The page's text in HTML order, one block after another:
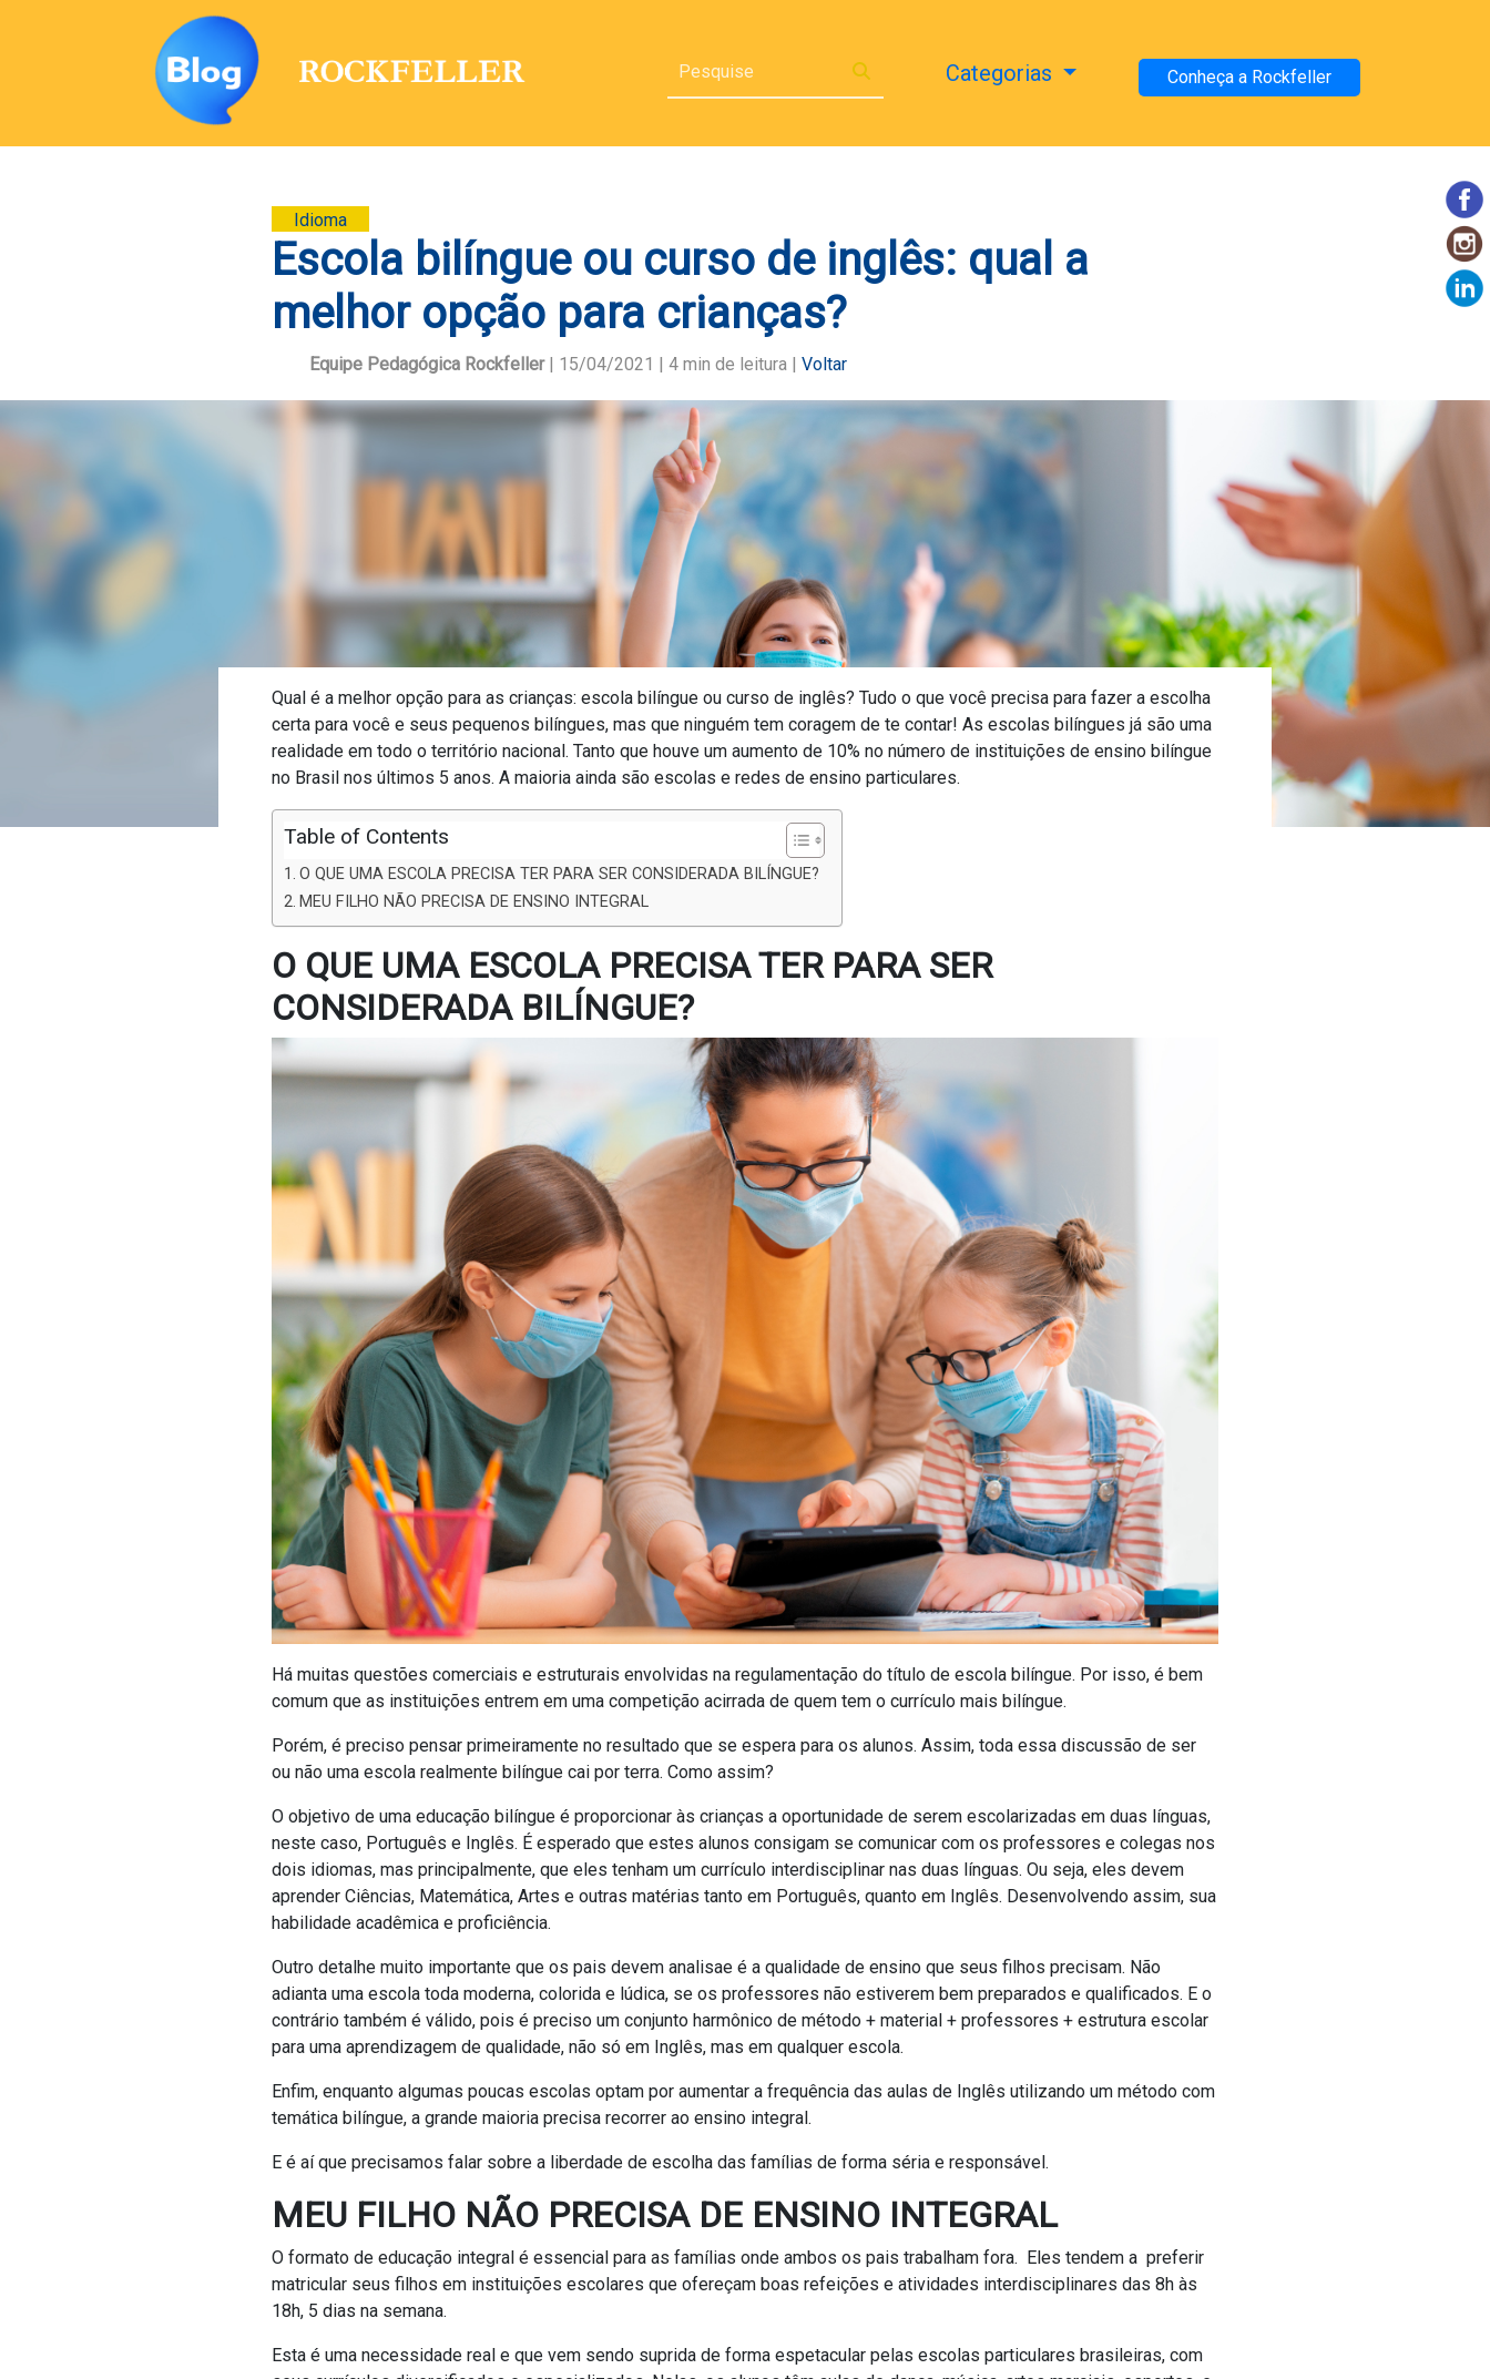
Categorias Conheça a Rockfeller
Idioma
Escola bilíngue ou curso de inglês: qual a
melhor opção para crianças?
Equipe Pedagógica Rockfeller| 15/04/2021 | 4 min de leitura | Voltar
Qual é a melhor opção para as crianças: escola bilíngue ou curso de inglês? Tudo o que você precisa para fazer a escolha
certa para você e seus pequenos bilíngues, mas que ninguém tem coragem de te contar! As escolas bilíngues já são uma
realidade em todo o território nacional. Tanto que houve um aumento de 10% no número de instituições de ensino bilíngue
no Brasil nos últimos 5 anos. A maioria ainda são escolas e redes de ensino particulares.
Table of Contents
O QUE UMA ESCOLA PRECISA TER PARA SER CONSIDERADA BILÍNGUE?
MEU FILHO NÃO PRECISA DE ENSINO INTEGRAL
O QUE UMA ESCOLA PRECISA TER PARA SER
CONSIDERADA BILÍNGUE?
Há muitas questões comerciais e estruturais envolvidas na regulamentação do título de escola bilíngue. Por isso, é bem
comum que as instituições entrem em uma competição acirrada de quem tem o currículo mais bilíngue.
Porém, é preciso pensar primeiramente no resultado que se espera para os alunos. Assim, toda essa discussão de ser
ou não uma escola realmente bilíngue cai por terra. Como assim?
O objetivo de uma educação bilíngue é proporcionar às crianças a oportunidade de serem escolarizadas em duas línguas,
neste caso, Português e Inglês. É esperado que estes alunos consigam se comunicar com os professores e colegas nos
dois idiomas, mas principalmente, que eles tenham um currículo interdisciplinar nas duas línguas. Ou seja, eles devem
aprender Ciências, Matemática, Artes e outras matérias tanto em Português, quanto em Inglês. Desenvolvendo assim, sua
habilidade acadêmica e proficiência.
Outro detalhe muito importante que os pais devem analisae é a qualidade de ensino que seus filhos precisam. Não
adianta uma escola toda moderna, colorida e lúdica, se os professores não estiverem bem preparados e qualificados. E o
contrário também é válido, pois é preciso um conjunto harmônico de método + material + professores + estrutura escolar
para uma aprendizagem de qualidade, não só em Inglês, mas em qualquer escola.
Enfim, enquanto algumas poucas escolas optam por aumentar a frequência das aulas de Inglês utilizando um método com
temática bilíngue, a grande maioria precisa recorrer ao ensino integral.
E é aí que precisamos falar sobre a liberdade de escolha das famílias de forma séria e responsável.
MEU FILHO NÃO PRECISA DE ENSINO INTEGRAL
O formato de educação integral é essencial para as famílias onde ambos os pais trabalham fora. Eles tendem a preferir
matricular seus filhos em instituições escolares que ofereçam boas refeições e atividades interdisciplinares das 8h às
18h, 5 dias na semana.
Esta é uma necessidade real e que vem sendo suprida de forma espetacular pelas escolas particulares brasileiras, com